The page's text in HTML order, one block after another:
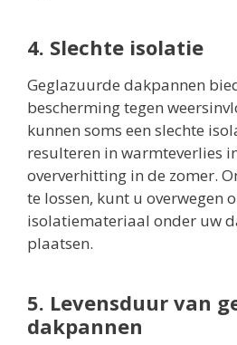
4. Slechte isolatie
Geglazuurde dakpannen
bescherming tegen
kunnen soms een slechte
resulteren in warmteverlies
oververhitting in de zomer.
te lossen, kunt u overwegen
isolatiemateriaal onder uw
plaatsen.
5. Levensduur van
dakpannen